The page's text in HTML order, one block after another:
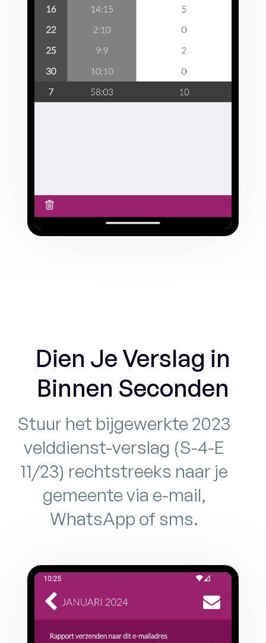
Dien Je Verslag in
Binnen Seconden
Stuur het bijgewerkte 2023
velddienst-verslag (S-4-E
11/23) rechtstreeks naar je
gemeente via e-mail,
WhatsApp of sms.